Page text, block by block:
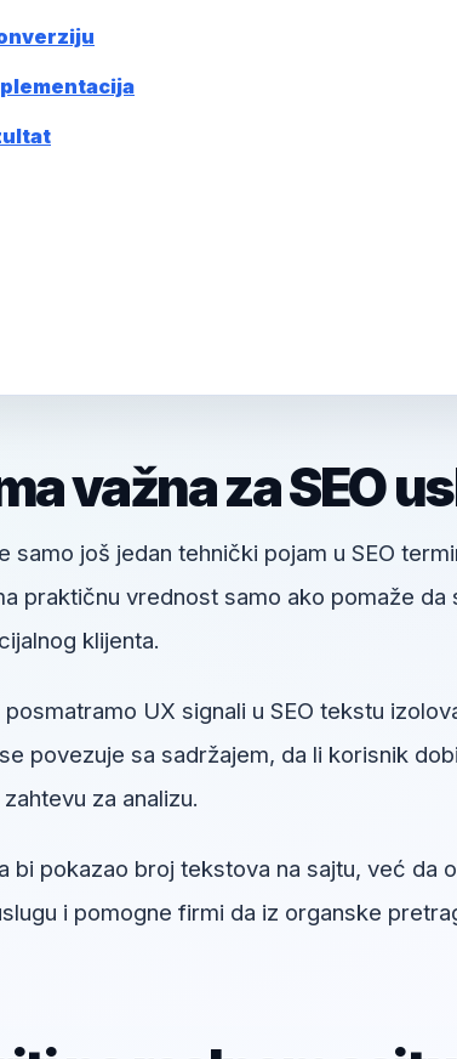
važna za SEO
samo još jedan tehnički pojam u SEO
praktičnu vrednost samo ako pomaže da
klijenta.
UX signali u SEO tekstu
povezuje sa sadržajem, da li korisnik
za analizu.
bi pokazao broj tekstova na sajtu, već da
i pomogne firmi da iz organske